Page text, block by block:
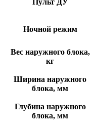
Пульт ДУ
Ночной режим
Вес наружного блока,
кг
Ширина наружного
блока, мм
Глубина наружного
блока, мм